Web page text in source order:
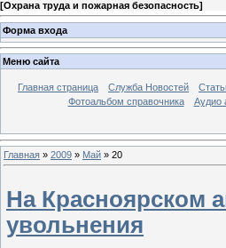
[Охрана труда и пожарная безопасность]
Форма входа
Меню сайта
Главная страница Служба Новостей
Фотоальбом справочника
Аудио
Главная » 2009 » Май » 20
На Красноярском
увольнения